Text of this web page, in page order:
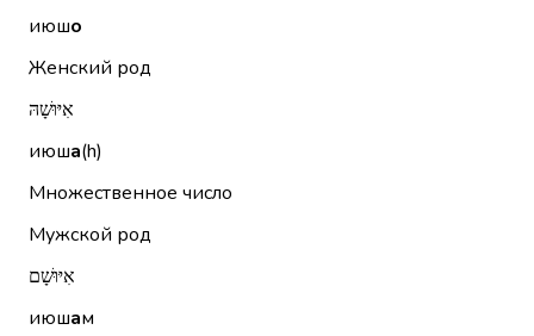
июшо
Женский род
אִיּוּשָׁהּ
июша(h)
Множественное число
Мужской род
אִיּוּשָׁם
июшам